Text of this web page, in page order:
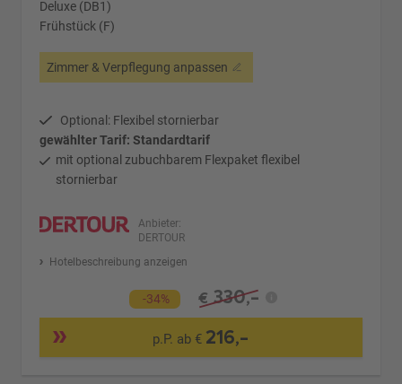
Deluxe (DB1)
Frühstück (F)
Zimmer & Verpflegung anpassen
Optional: Flexibel stornierbar
gewählter Tarif: Standardtarif
mit optional zubuchbarem Flexpaket flexibel
stornierbar
Anbieter:
DERTOUR
Hotelbeschreibung anzeigen
-34% € 330,-
p.P. ab € 216,-